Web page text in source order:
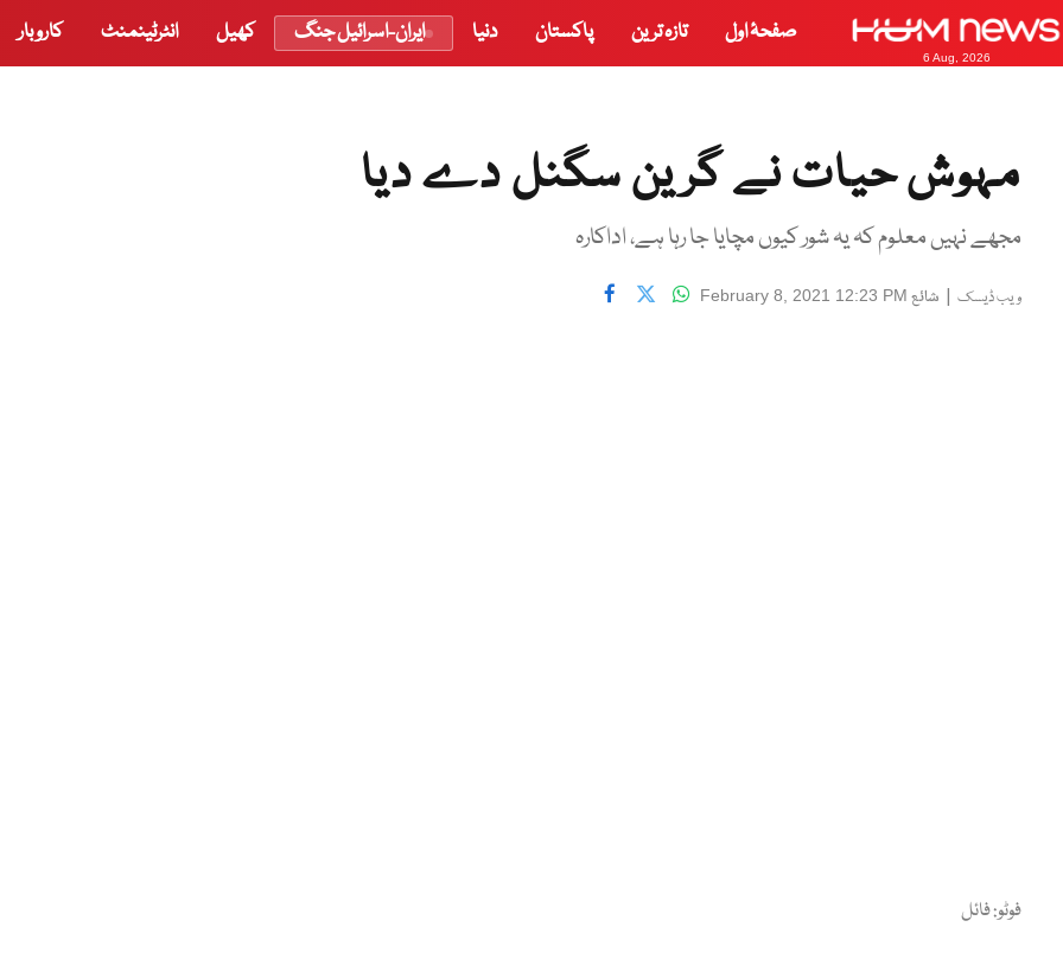
6 Aug, 2026
صفحۂ اول تازہ ترین پاکستان دنیا ایران-اسرائیل جنگ کھیل انٹرٹینمنٹ کاروبار
مہوش حیات نے گرین سگنل دے دیا
مجھے نہیں معلوم کہ یہ شور کیوں مچایا جا رہا ہے، اداکارہ
ویب ڈیسک | شائع February 8, 2021 12:23 PM
فوٹو: فائل